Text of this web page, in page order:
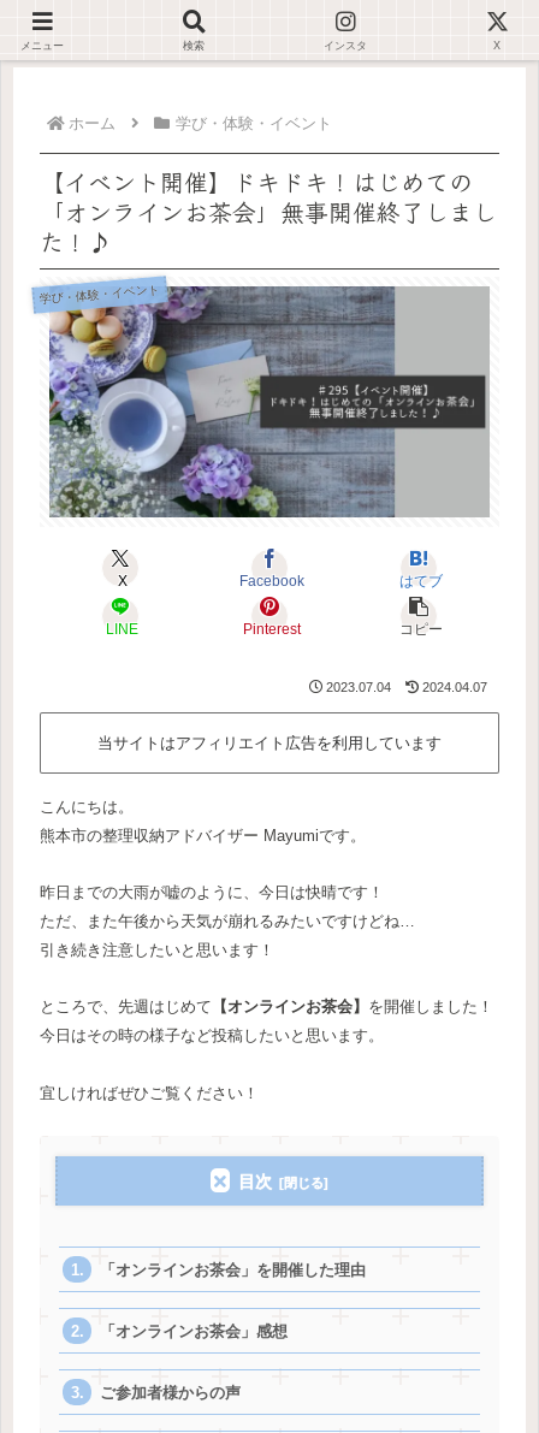
デジタルが苦手でも大丈夫🌿仕事が止まらない環境を一緒に整えます✊🏻
ホーム 学び・体験・イベント
【イベント開催】ドキドキ！はじめての
「オンラインお茶会」無事開催終了しまし
た！♪
学び・体験・イベント
X Facebook はてブ
LINE Pinterest コピー
2023.07.04 2024.04.07
当サイトはアフィリエイト広告を利用しています
こんにちは。
熊本市の整理収納アドバイザー Mayumiです。
昨日までの大雨が嘘のように、今日は快晴です！
ただ、また午後から天気が崩れるみたいですけどね…
引き続き注意したいと思います！
ところで、先週はじめて 【オンラインお茶会】 を開催しました！
今日はその時の様子など投稿したいと思います。
宜しければぜひご覧ください！
目次
「オンラインお茶会」を開催した理由
「オンラインお茶会」感想
ご参加者様からの声
メニュー 検索 インスタ X